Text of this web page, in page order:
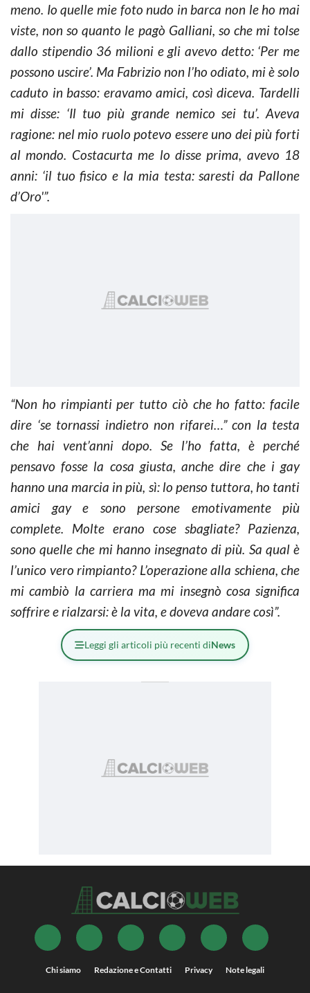
meno. Io quelle mie foto nudo in barca non le ho mai
viste, non so quanto le pagò Galliani, so che mi tolse
dallo stipendio 36 milioni e gli avevo detto: ‘Per me
possono uscire’. Ma Fabrizio non l’ho odiato, mi è solo
caduto in basso: eravamo amici, così diceva. Tardelli
mi disse: ‘Il tuo più grande nemico sei tu’. Aveva
ragione: nel mio ruolo potevo essere uno dei più forti
al mondo. Costacurta me lo disse prima, avevo 18
anni: ‘il tuo fisico e la mia testa: saresti da Pallone
d’Oro'”.
“Non ho rimpianti per tutto ciò che ho fatto: facile
dire ‘se tornassi indietro non rifarei…” con la testa
che hai vent’anni dopo. Se l’ho fatta, è perché
pensavo fosse la cosa giusta, anche dire che i gay
hanno una marcia in più, sì: lo penso tuttora, ho tanti
amici gay e sono persone emotivamente più
complete. Molte erano cose sbagliate? Pazienza,
sono quelle che mi hanno insegnato di più. Sa qual è
l’unico vero rimpianto? L’operazione alla schiena, che
mi cambiò la carriera ma mi insegnò cosa significa
soffrire e rialzarsi: è la vita, e doveva andare così”.
Leggi gli articoli più recenti diNews
Chi siamo Redazione e Contatti Privacy Note legali